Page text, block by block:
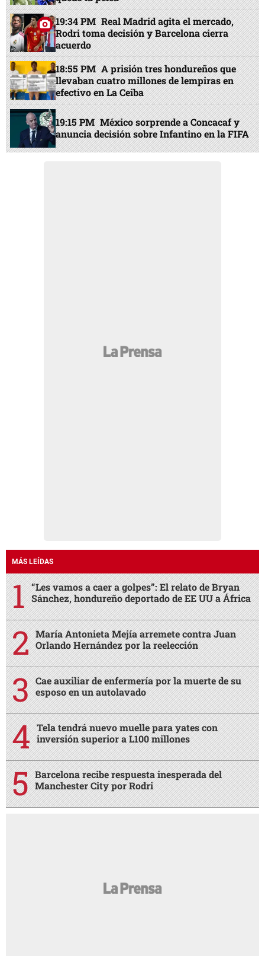
19:34 PM Real Madrid agita el mercado,
Rodri toma decisión y Barcelona cierra
acuerdo
18:55 PM A prisión tres hondureños que
llevaban cuatro millones de lempiras en
efectivo en La Ceiba
19:15 PM México sorprende a Concacaf y
anuncia decisión sobre Infantino en la FIFA
MÁS LEÍDAS
“Les vamos a caer a golpes”: El relato de Bryan
Sánchez, hondureño deportado de EE UU a África
María Antonieta Mejía arremete contra Juan
Orlando Hernández por la reelección
Cae auxiliar de enfermería por la muerte de su
esposo en un autolavado
Tela tendrá nuevo muelle para yates con
inversión superior a L100 millones
Barcelona recibe respuesta inesperada del
Manchester City por Rodri